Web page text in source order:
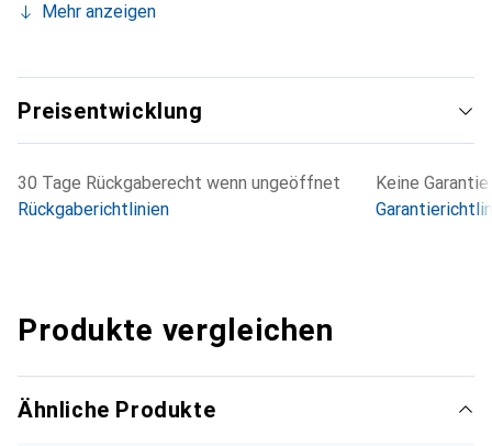
Mehr anzeigen
Preisentwicklung
30 Tage Rückgaberecht wenn ungeöffnet
Rückgaberichtlinien
Keine Garantie
Produkte vergleichen
Ähnliche Produkte